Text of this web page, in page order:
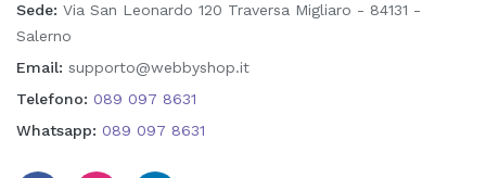
Sede: Via San Leonardo 120 Traversa Migliaro - 84131 -
Salerno
Email: supporto@webbyshop.it
Telefono: 089 097 8631
Whatsapp: 089 097 8631